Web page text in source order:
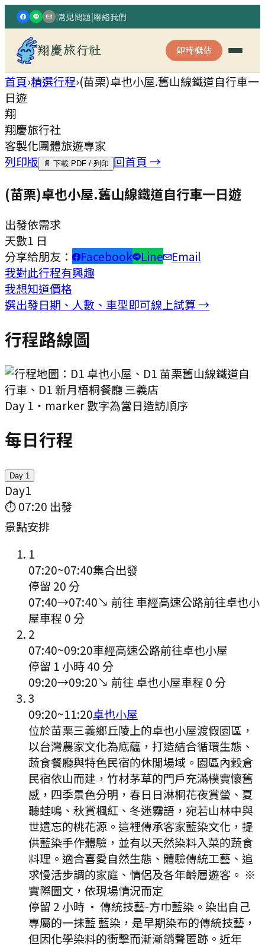
|常見問題|聯絡我們
翔慶旅行社 即時概估
首頁›精選行程›(苗栗)卓也小屋.舊山線鐵道自行車一
日遊
翔
翔慶旅行社
客製化團體旅遊專家
列印版
📄 下載 PDF / 列印 回首頁 →
(苗栗)卓也小屋.舊山線鐵道自行車一日遊
出發依需求
天數1 日
分享給朋友：
Facebook Line
Email
我對此行程有興趣
我想知道價格
選出發日期、人數、車型即可線上試算 →
行程路線圖
Day 1 ・marker 數字為當日造訪順序
每日行程
Day 1
Day1
⏱07:20 出發
景點安排
1
07:20~07:40集合出發
停留 20 分
07:40→07:40↘ 前往 車經高速公路前往卓也小
屋車程 0 分
2
07:40~09:20車經高速公路前往卓也小屋
停留 1 小時 40 分
09:20→09:20↘ 前往 卓也小屋車程 0 分
3
09:20~11:20卓也小屋
位於苗栗三義鄉丘陵上的卓也小屋渡假園區，
以台灣農家文化為底蘊，打造結合循環生態、
蔬食餐廳與特色民宿的休閒場域。園區內穀倉
民宿依山而建，竹材茅草的門戶充滿樸實懷舊
感，四季景色分明，春日日淋桐花夜賞螢、夏
聽蛙鳴、秋賞楓紅、冬迷霧語，宛若山林中與
世遺忘的桃花源。這裡傳承客家藍染文化，提
供藍染手作體驗，並有以天然染料入菜的蔬食
料理。適合喜愛自然生態、體驗傳統工藝、追
求慢活步調的家庭、情侶及各年齡層遊客。 ※
實際圖文，依現場情況而定
停留 2 小時 · 傳統技藝-方巾藍染。染出自己
專屬的一抹藍 藍染，是早期染布的傳統技藝，
但因化學染料的衝擊而漸漸銷聲匿跡。近年